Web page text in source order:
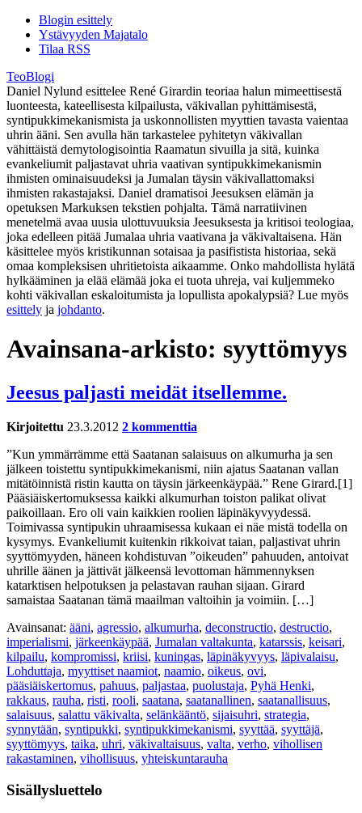
Blogin esittely
Ystävyyden Majatalo
Tilaa RSS
TeoBlogi
Daniel Nylund esittelee René Girardin teoriaa halun mimeettisestä
luonteesta, kateellisesta kilpailusta, väkivallan pyhittämisestä,
syntipukkimekanismista ja uskonnollisten myyttien tavasta vaientaa
uhrin ääni. Sen avulla hän tarkastelee pyhitetyn väkivallan
vähittäistä demytologisointia Raamatun sivuilla ja sitä, kuinka
evankeliumit paljastavat uhria vaativan syntipukkimekanismin
ihmisten ominaisuudeksi ja Jumalan täysin väkivallattomaksi
ihmisten rakastajaksi. Daniel dramatisoi Jeesuksen elämän ja
opetuksen Markuksen tekstien pohjalta. Tämä narratiivinen
menetelmä avaa uusia ulottuvuuksia Jeesuksesta ja kritisoi teologiaa,
joka edelleen pitää Jumalaa uhria vaativana ja väkivaltaisena. Hän
käsittelee myös kristikunnan sotaisaa ja pasifistista historiaa, sekä
omaa kompleksisen uhritietoista aikaamme. Onko mahdollista hylätä
hylkääminen ja elää elämää joka ei tuota uhreja, vai kuljemmeko
kohti väkivallan eskaloitumista ja lopullista apokalypsiä? Lue myös
esittely ja johdanto.
Avainsana-arkisto: syyttömyys
Jeesus paljasti meidät itsellemme.
Kirjoitettu 23.3.2012 2 kommenttia
”Kun ymmärrämme että Saatanan salaisuus on alkumurha ja sen
jälkeen toistettu syntipukkimekanismi, niin ajatus Saatanan vallan
mitätöinnistä ristin kautta on täysin järkeenkäypää.” Rene Girard.[1]
Pääsiäiskertomuksessa kaikki alkumurhan toiston palikat olivat
paikoillaan. Ero oli vain kaikkien roolien läpinäkyvyydessä.
Toimivassa syntipukin uhraamisessa kukaan ei näe mistä todella on
kysymys. Evankeliumit kuitenkin rikkoivat taian, paljastivat uhrin
syyttömyyden, häneen kohdistuvan ”oikeuden” pahuuden, antoivat
uhrille äänen ja jättivät jälkeensä levottoman hämmennyksen
katarktisen helpotuksen ja pelastavan rauhan sijaan. Girard
samaistaa Saatanan tämä maailman valtoihin ja voimiin. […]
Avainsanat: ääni, agressio, alkumurha, deconstructio, destructio,
imperialismi, järkeenkäypää, Jumalan valtakunta, katarssis, keisari,
kilpailu, kompromissi, kriisi, kuningas, läpinäkyvyys, läpivalaisu,
Lohduttaja, myyttiset naamiot, naamio, oikeus, ovi,
pääsiäiskertomus, pahuus, paljastaa, puolustaja, Pyhä Henki,
rakkaus, rauha, risti, rooli, saatana, saatanallinen, saatanallisuus,
salaisuus, salattu väkivalta, selänkääntö, sijaisuhri, strategia,
synnytään, syntipukki, syntipukkimekanismi, syyttää, syyttäjä,
syyttömyys, taika, uhri, väkivaltaisuus, valta, verho, vihollisen
rakastaminen, vihollisuus, yhteiskuntarauha
Sisällysluettelo